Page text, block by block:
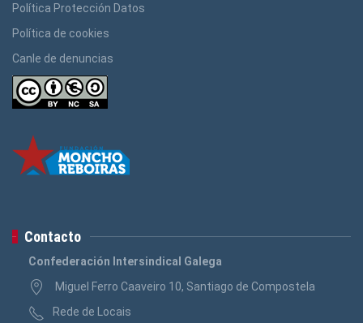
Política Protección Datos
Política de cookies
Canle de denuncias
Contacto
Confederación Intersindical Galega
Miguel Ferro Caaveiro 10, Santiago de Compostela
Rede de Locais